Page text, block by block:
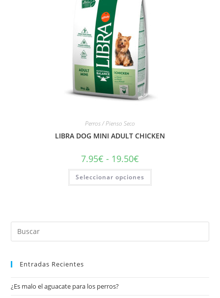
Perros / Pienso Seco
LIBRA DOG MINI ADULT CHICKEN
7.95€ - 19.50€
Seleccionar opciones
Entradas Recientes
¿Es malo el aguacate para los perros?